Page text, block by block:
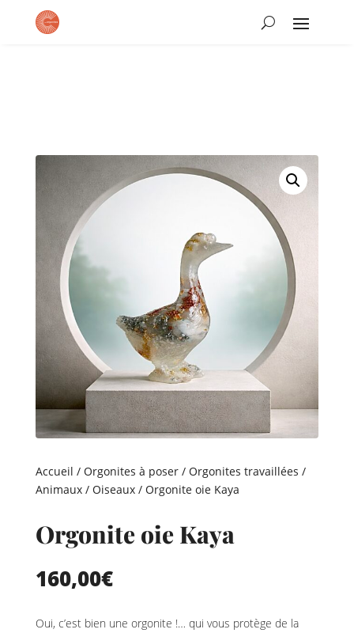
Accueil / Orgonites à poser/ Orgonites travaillées /
Animaux/ Oiseaux/ Orgonite oie Kaya
Orgonite oie Kaya
160,00€
Oui, c’est bien une orgonite !… qui vous protège de la